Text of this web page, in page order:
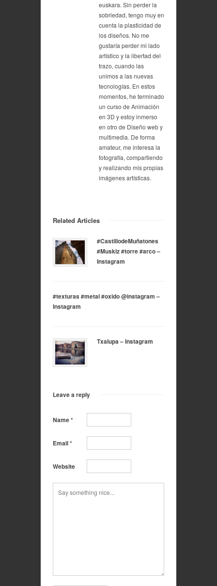
euskara. Sin perder la
sobriedad, tengo muy en
cuenta la plasticidad de
los diseños. No me
gustaría perder mi lado
artístico y la libertad del
trazo, cuando las
unimos a las nuevas
tecnologías. En estos
momentos, he terminado
un curso de Animación
en 3D y estoy inmerso
en otro de Diseño web y
multimedia. De forma
amateur, me interesa la
fotografía, compartiendo
y realizando mis propias
imágenes artísticas.
Related Articles
#CastillodeMuñatones
#Muskiz #torre #arco –
Instagram
#texturas #metal #oxido @instagram –
Instagram
Txalupa – Instagram
Leave a reply
Name*
Email*
Website